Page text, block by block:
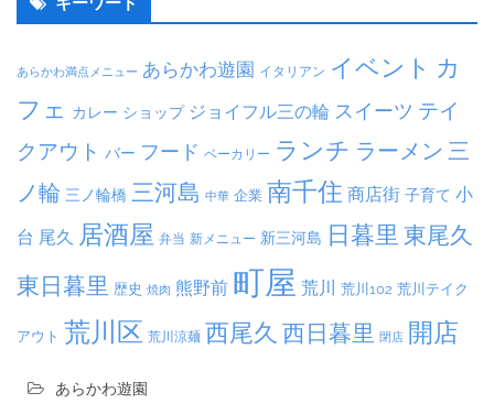
あらかわ満点メニュー あらかわ遊園 イタリアン イベント カ
フェ カレー ショップ ジョイフル三の輪 スイーツ テイ
クアウト バー フード ベーカリー ランチ ラーメン 三
ノ輪 三ノ輪橋 三河島 中華 企業 南千住 商店街 子育て 小
台 尾久 居酒屋 弁当 新メニュー 新三河島 日暮里 東尾久
東日暮里 歴史 焼肉 熊野前 町屋 荒川 荒川102 荒川テイク
アウト 荒川区 荒川涼麺 西尾久 西日暮里 閉店 開店
あらかわ遊園